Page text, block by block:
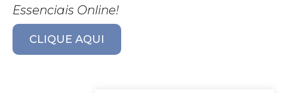
Essenciais Online!
CLIQUE AQUI